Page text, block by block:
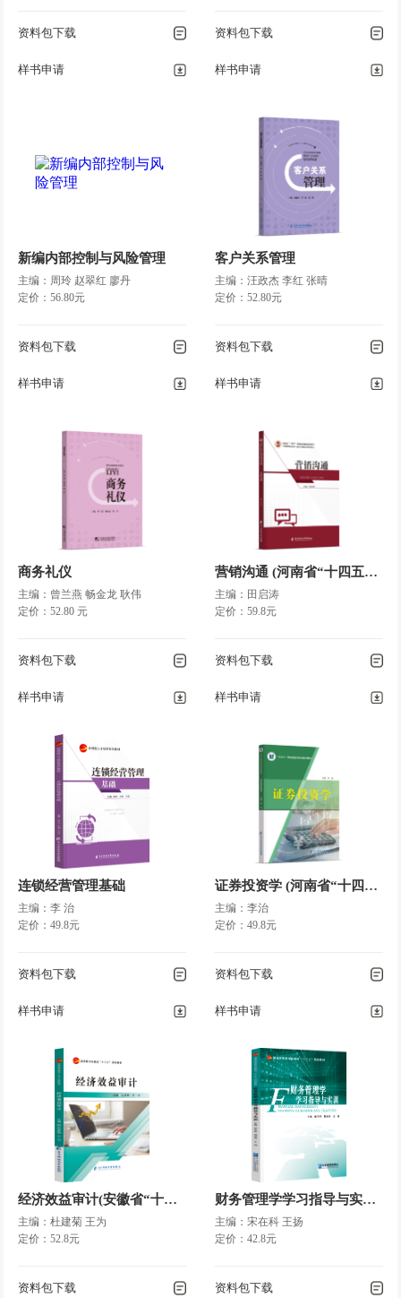
资料包下载
样书申请
资料包下载
样书申请
新编内部控制与风险管理
主编：周玲 赵翠红 廖丹
定价：56.80元
资料包下载
样书申请
客户关系管理
主编：汪政杰 李红 张晴
定价：52.80元
资料包下载
样书申请
商务礼仪
主编：曾兰燕 畅金龙 耿伟
定价：52.80 元
资料包下载
样书申请
营销沟通 (河南省“十四五”)国家规划教材/国家一流建设点教材
主编：田启涛
定价：59.8元
资料包下载
样书申请
连锁经营管理基础
主编：李 治
定价：49.8元
资料包下载
样书申请
证券投资学 (河南省“十四五”国家规划教材)
主编：李治
定价：49.8元
资料包下载
样书申请
经济效益审计(安徽省“十三五”国家规划教材)
主编：杜建菊 王为
定价：52.8元
资料包下载
财务管理学学习指导与实训(安徽省“十三五”国家规划教材)
主编：宋在科 王扬
定价：42.8元
资料包下载